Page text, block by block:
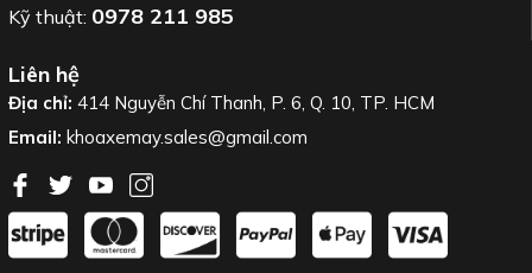
Kỹ thuật: 0978 211 985
Liên hệ
Địa chỉ: 414 Nguyễn Chí Thanh, P. 6, Q. 10, TP. HCM
Email: khoaxemay.sales@gmail.com